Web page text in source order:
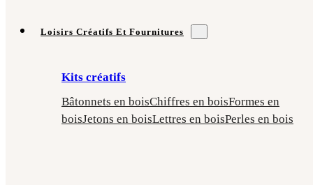
Loisirs Créatifs Et Fournitures
Kits créatifs
Bâtonnets en boisChiffres en boisFormes en
boisJetons en boisLettres en boisPerles en bois